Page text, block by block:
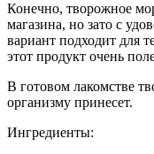
Конечно, творожное
магазина, но зато с
вариант подходит для
этот продукт очень
В готовом лакомстве
организму принесет.
Ингредиенты: